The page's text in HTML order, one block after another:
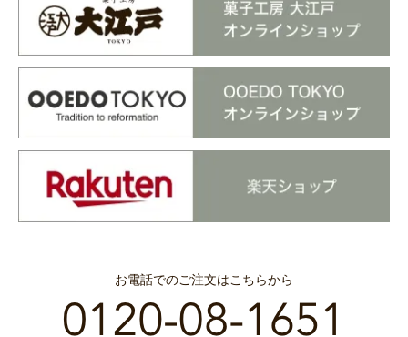
お電話でのご注文はこちらから